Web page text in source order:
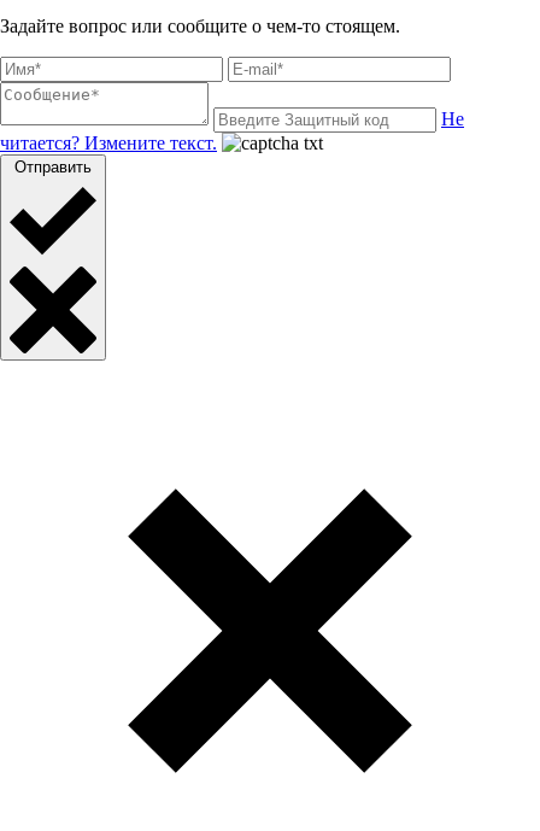
Задайте вопрос или сообщите о чем-то стоящем.
Не
читается? Измените текст.
Отправить